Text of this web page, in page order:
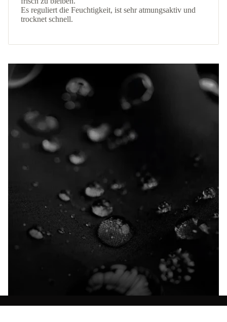
Es reguliert die Feuchtigkeit, ist sehr atmungsaktiv und
trocknet schnell.